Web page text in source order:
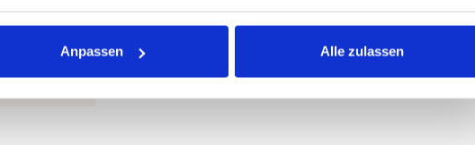
Daten in ein Drittland ohne Angemessenheitsbeschluss
Indem Sie auf „Alle zulassen“ klicken, willigen Sie in die
Datenübermittlung an Drittländer ausdrücklich ein. Sie können Ihre
auf unserer Website ändern oder widerrufen.
Anpassen Alle zulassen